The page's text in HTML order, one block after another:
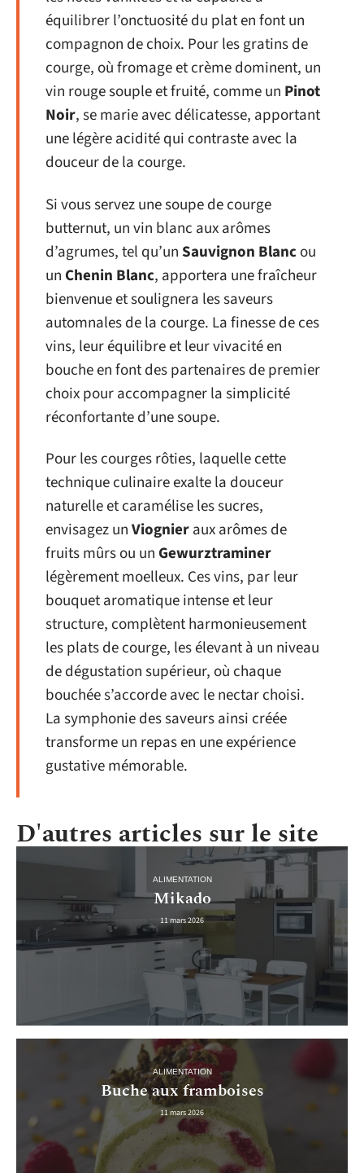
équilibrer l’onctuosité du plat en font un
compagnon de choix. Pour les gratins de
courge, où fromage et crème dominent, un
vin rouge souple et fruité, comme un Pinot
Noir, se marie avec délicatesse, apportant
une légère acidité qui contraste avec la
douceur de la courge.
Si vous servez une soupe de courge
butternut, un vin blanc aux arômes
d’agrumes, tel qu’unSauvignon Blancou
un Chenin Blanc, apportera une fraîcheur
bienvenue et soulignera les saveurs
automnales de la courge. La finesse de ces
vins, leur équilibre et leur vivacité en
bouche en font des partenaires de premier
choix pour accompagner la simplicité
réconfortante d’une soupe.
Pour les courges rôties, laquelle cette
technique culinaire exalte la douceur
naturelle et caramélise les sucres,
envisagez unViognieraux arômes de
fruits mûrs ou un Gewurztraminer
légèrement moelleux. Ces vins, par leur
bouquet aromatique intense et leur
structure, complètent harmonieusement
les plats de courge, les élevant à un niveau
de dégustation supérieur, où chaque
bouchée s’accorde avec le nectar choisi.
La symphonie des saveurs ainsi créée
transforme un repas en une expérience
gustative mémorable.
D'autres articles sur le site
ALIMENTATION
Mikado
11 mars 2026
ALIMENTATION
Buche aux framboises
11 mars 2026